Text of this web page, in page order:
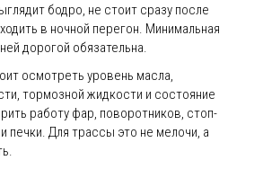
бодро, не стоит сразу после
в ночной перегон. Минимальная
дорогой обязательна.
осмотреть уровень масла,
тормозной жидкости и состояние
работу фар, поворотников, стоп-
печки. Для трассы это не мелочи, а